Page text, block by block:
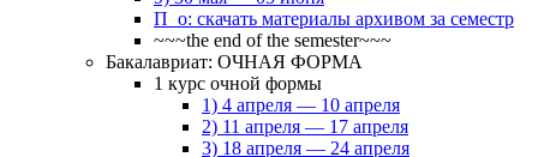
П_о: скачать материалы архивом за семестр
~~~the end of the semester~~~
Бакалавриат: ОЧНАЯ ФОРМА
1 курс очной формы
1) 4 апреля — 10 апреля
2) 11 апреля — 17 апреля
3) 18 апреля — 24 апреля